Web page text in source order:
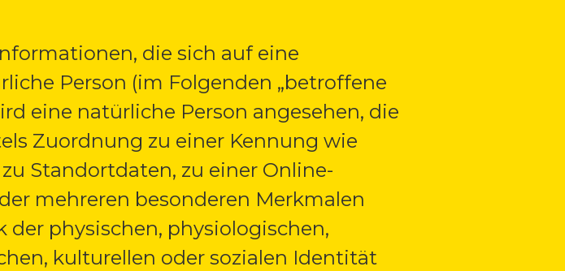
die sich auf eine
Person (im Folgenden „betroffene
eine natürliche Person angesehen, die
Zuordnung zu einer Kennung wie
Standortdaten, zu einer Online-
mehreren besonderen Merkmalen
physischen, physiologischen,
kulturellen oder sozialen Identität